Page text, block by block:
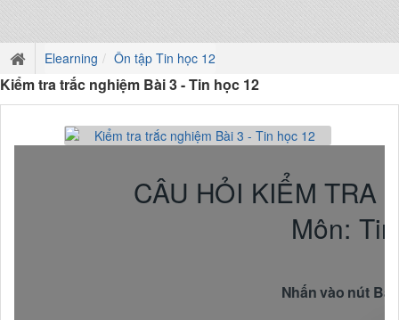
Elearning Ôn tập Tin học 12
Kiểm tra trắc nghiệm Bài 3 - Tin học 12